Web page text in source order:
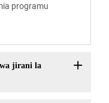
programu
jirani la